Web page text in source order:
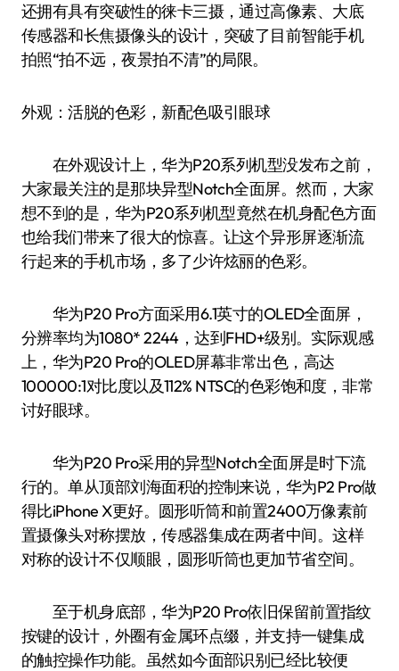
还拥有具有突破性的徕卡三摄，通过高像素、大底
传感器和长焦摄像头的设计，突破了目前智能手机
拍照“拍不远，夜景拍不清”的局限。
外观：活脱的色彩，新配色吸引眼球
在外观设计上，华为P20系列机型没发布之前，
大家最关注的是那块异型Notch全面屏。然而，大家
想不到的是，华为P20系列机型竟然在机身配色方面
也给我们带来了很大的惊喜。让这个异形屏逐渐流
行起来的手机市场，多了少许炫丽的色彩。
华为P20 Pro方面采用6.1英寸的OLED全面屏，
分辨率均为1080* 2244，达到FHD+级别。实际观感
上，华为P20 Pro的OLED屏幕非常出色，高达
100000:1对比度以及112% NTSC的色彩饱和度，非常
讨好眼球。
华为P20 Pro采用的异型Notch全面屏是时下流
行的。单从顶部刘海面积的控制来说，华为P2 Pro做
得比iPhone X更好。圆形听筒和前置2400万像素前
置摄像头对称摆放，传感器集成在两者中间。这样
对称的设计不仅顺眼，圆形听筒也更加节省空间。
至于机身底部，华为P20 Pro依旧保留前置指纹
按键的设计，外圈有金属环点缀，并支持一键集成
的触控操作功能。虽然如今面部识别已经比较便